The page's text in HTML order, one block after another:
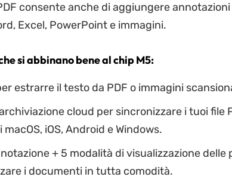
consente anche di aggiungere annotazioni
Excel, PowerPoint e immagini.
si abbinano bene al chip M5:
estrarre il testo da PDF o immagini
cloud per sincronizzare i tuoi file
iOS, Android e Windows.
+ 5 modalità di visualizzazione delle
i documenti in tutta comodità.